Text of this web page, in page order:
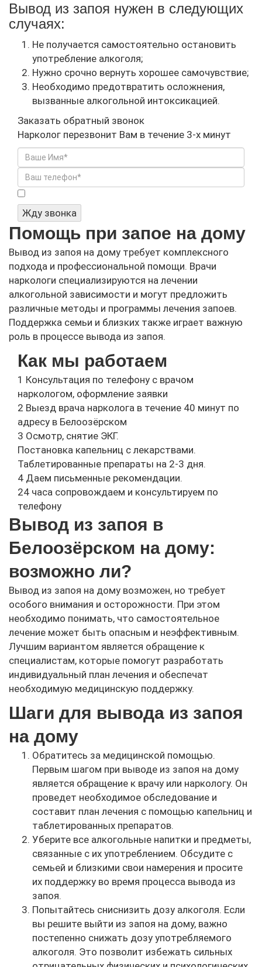
Вывод из запоя нужен в следующих
случаях:
Не получается самостоятельно остановить
употребление алкоголя;
Нужно срочно вернуть хорошее самочувствие;
Необходимо предотвратить осложнения,
вызванные алкогольной интоксикацией.
Заказать обратный звонок
Нарколог перезвонит Вам в течение 3-х минут
Жду звонка
Помощь при запое на дому
Вывод из запоя на дому требует комплексного
подхода и профессиональной помощи. Врачи
наркологи специализируются на лечении
алкогольной зависимости и могут предложить
различные методы и программы лечения запоев.
Поддержка семьи и близких также играет важную
роль в процессе вывода из запоя.
Как мы работаем
1 Консультация по телефону с врачом
наркологом, оформление заявки
2 Выезд врача нарколога в течение 40 минут по
адресу в Белоозёрском
3 Осмотр, снятие ЭКГ.
Постановка капельниц с лекарствами.
Таблетированные препараты на 2-3 дня.
4 Даем письменные рекомендации.
24 часа сопровождаем и консультируем по
телефону
Вывод из запоя в
Белоозёрском на дому:
возможно ли?
Вывод из запоя на дому возможен, но требует
особого внимания и осторожности. При этом
необходимо понимать, что самостоятельное
лечение может быть опасным и неэффективным.
Лучшим вариантом является обращение к
специалистам, которые помогут разработать
индивидуальный план лечения и обеспечат
необходимую медицинскую поддержку.
Шаги для вывода из запоя
на дому
Обратитесь за медицинской помощью.
Первым шагом при выводе из запоя на дому
является обращение к врачу или наркологу. Он
проведет необходимое обследование и
составит план лечения с помощью капельниц и
таблетированных препаратов.
Уберите все алкогольные напитки и предметы,
связанные с их употреблением. Обсудите с
семьей и близкими свои намерения и просите
их поддержку во время процесса вывода из
запоя.
Попытайтесь сниснизить дозу алкоголя. Если
вы решите выйти из запоя на дому, важно
постепенно снижать дозу употребляемого
алкоголя. Это позволит избежать сильных